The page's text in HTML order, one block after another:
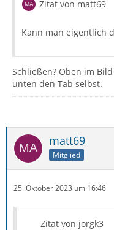
Zitat von matt69
Kann man eigentlich
Schließen? Oben im
unten den Tab selbst.
matt69
Mitglied
25. Oktober 2023 um 16:46
Zitat von jorgk3